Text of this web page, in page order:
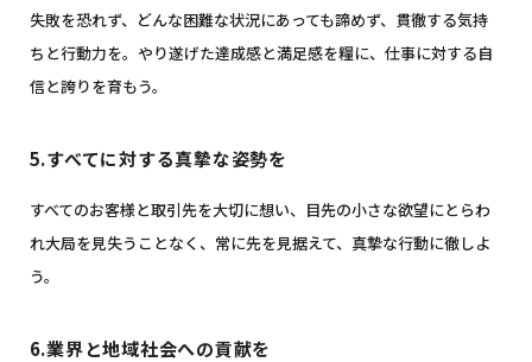
失敗を恐れず、どんな困難な状況にあっても諦めず、貫徹する気持
ちと行動力を。 やり遂げた達成感と満足感を糧に、仕事に対する自
信と誇りを育もう。
5.すべてに対する真摯な姿勢を
すべてのお客様と取引先を大切に想い、目先の小さな欲望にとらわ
れ大局を見失うことなく、 常に先を見据えて、真摯な行動に徹しよ
う。
6.業界と地域社会への貢献を